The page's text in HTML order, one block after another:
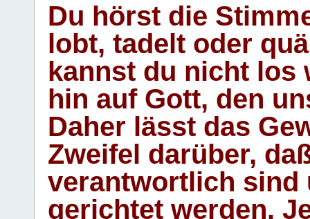
Du hörst die
lobt, tadelt oder
kannst du nicht los
hin auf Gott, den
Daher lässt das
Zweifel darüber,
verantwortlich sind
gerichtet werden.